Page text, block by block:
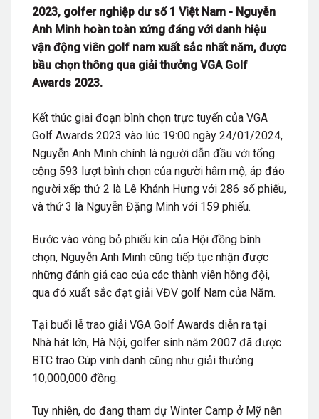
2023, golfer nghiệp dư số 1 Việt Nam - Nguyễn
Anh Minh hoàn toàn xứng đáng với danh hiệu
vận động viên golf nam xuất sắc nhất năm, được
bầu chọn thông qua giải thưởng VGA Golf
Awards 2023.
Kết thúc giai đoạn bình chọn trực tuyến của VGA
Golf Awards 2023 vào lúc 19:00 ngày 24/01/2024,
Nguyễn Anh Minh chính là người dẫn đầu với tổng
cộng 593 lượt bình chọn của người hâm mộ, áp đảo
người xếp thứ 2 là Lê Khánh Hưng với 286 số phiếu,
và thứ 3 là Nguyễn Đặng Minh với 159 phiếu.
Bước vào vòng bỏ phiếu kín của Hội đồng bình
chọn, Nguyễn Anh Minh cũng tiếp tục nhận được
những đánh giá cao của các thành viên hồng đội,
qua đó xuất sắc đạt giải VĐV golf Nam của Năm.
Tại buổi lễ trao giải VGA Golf Awards diễn ra tại
Nhà hát lớn, Hà Nội, golfer sinh năm 2007 đã được
BTC trao Cúp vinh danh cũng như giải thưởng
10,000,000 đồng.
Tuy nhiên, do đang tham dự Winter Camp ở Mỹ nên